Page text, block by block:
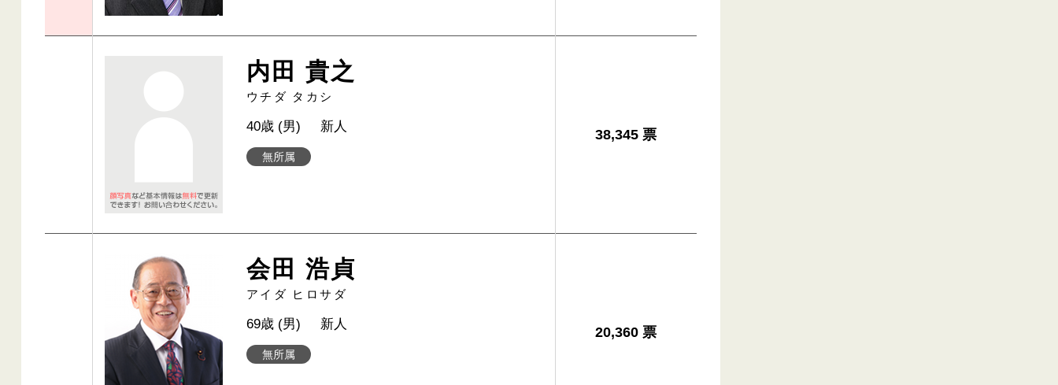
内田 貴之
ウチダ タカシ
無所属
40歳 (男) 新人
38,345 票
会田 浩貞
アイダ ヒロサダ
無所属
69歳 (男) 新人
20,360 票